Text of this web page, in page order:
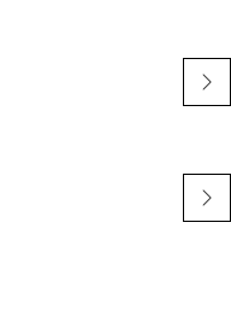
vaihtamaan lujissa
istuimen